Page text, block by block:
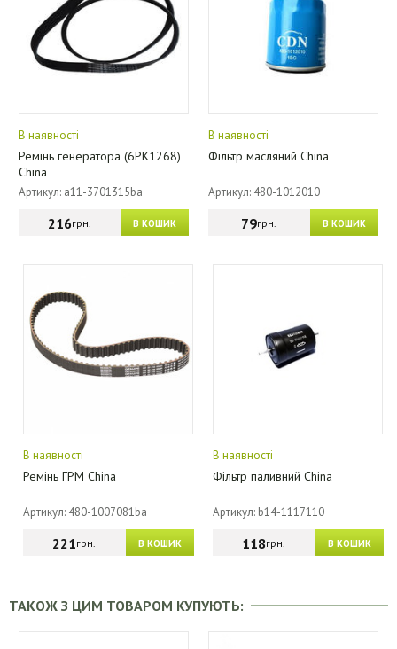
В наявності
Ремінь генератора (6PK1268)
China
Артикул: a11-3701315ba
В КОШИК
216грн.
В наявності
Фільтр масляний China
Артикул: 480-1012010
В КОШИК
79грн.
В наявності
Ремінь ГРМ China
Артикул: 480-1007081ba
В КОШИК
221грн.
В наявності
Фільтр паливний China
Артикул: b14-1117110
В КОШИК
118грн.
ТАКОЖ З ЦИМ ТОВАРОМ КУПУЮТЬ: